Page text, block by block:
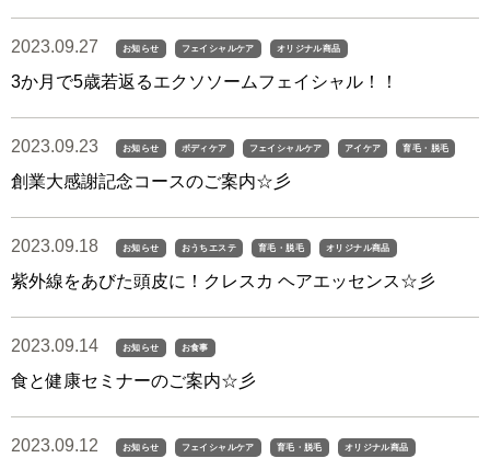
2023.09.27 お知らせ フェイシャルケア オリジナル商品
3か月で5歳若返るエクソソームフェイシャル！！
2023.09.23 お知らせ ボディケア フェイシャルケア アイケア 育毛・脱毛
創業大感謝記念コースのご案内☆彡
2023.09.18 お知らせ おうちエステ 育毛・脱毛 オリジナル商品
紫外線をあびた頭皮に！クレスカ ヘアエッセンス☆彡
2023.09.14 お知らせ お食事
食と健康セミナーのご案内☆彡
2023.09.12 お知らせ フェイシャルケア 育毛・脱毛 オリジナル商品